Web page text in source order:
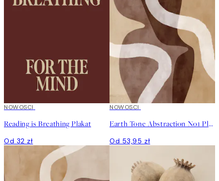
NOWOSCI
Reading is Breathing Plakat
Od 32 zł
NOWOSCI
Earth Tone Abstraction No1 Plakat
Od 53,95 zł